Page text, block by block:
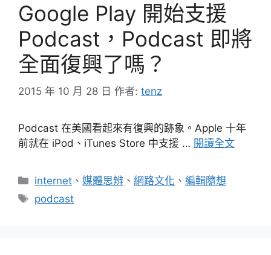
Google Play 開始支援
Podcast，Podcast 即將
全面復興了嗎？
2015 年 10 月 28 日 作者: tenz
Podcast 在美國看起來有復興的跡象。Apple 十年
前就在 iPod、iTunes Store 中支援 … 閱讀全文
分
internet 、媒體思辨 、網路文化 、編輯隨想
標
podcast